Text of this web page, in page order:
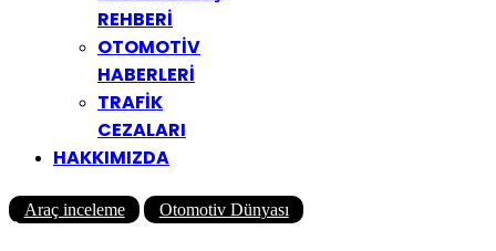
REHBERİ
OTOMOTİV
HABERLERİ
TRAFİK
CEZALARI
HAKKIMIZDA
Araç inceleme Otomotiv Dünyası